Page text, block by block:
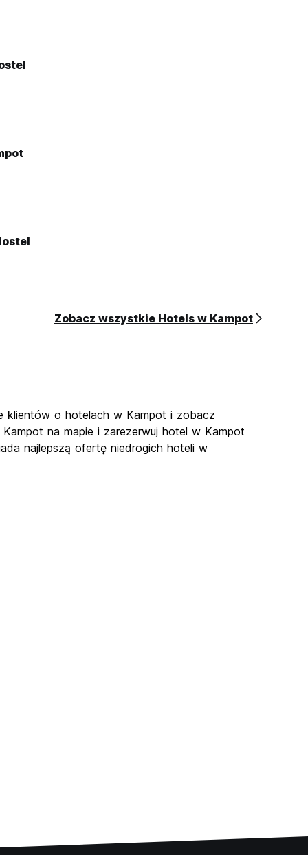
Zobacz wszystkie Hotels w Kampot
klientów o hotelach w Kampot i zobacz
na mapie i zarezerwuj hotel w Kampot
najlepszą ofertę niedrogich hoteli w